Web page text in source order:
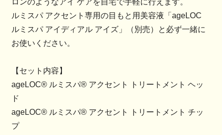
ロンのようなアイ ケアを自宅で手軽に行えます。
ルミスパ アクセント専用の目もと用美容液「ageLOC
ルミスパ アイディアル アイズ」（別売）と必ず一緒に
お使いください。
【セット内容】
ageLOC® ルミスパ® アクセント トリートメント ヘッ
ド
ageLOC® ルミスパ® アクセント トリートメント チッ
プ